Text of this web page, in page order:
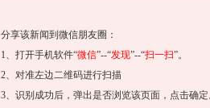
分享该新闻到微信朋友圈：
1、打开手机软件“微信”--“发现”--“扫一扫”。
2、对准左边二维码进行扫描
3、识别成功后，弹出是否浏览该页面，点击确定